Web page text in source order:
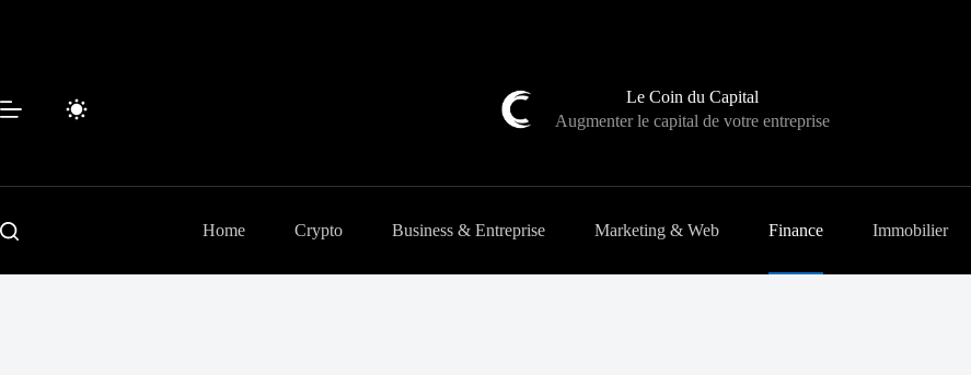
Le Coin du Capital
Augmenter le capital de votre entreprise
Home Crypto Business & Entreprise Marketing & Web Finance Immobilier